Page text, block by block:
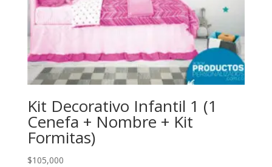
Kit Decorativo Infantil 1 (1
Cenefa + Nombre + Kit
Formitas)
$105,000